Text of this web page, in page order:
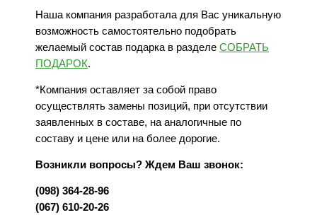
Наша компания разработала для Вас уникальную
возможность самостоятельно подобрать
желаемый состав подарка в разделе СОБРАТЬ
ПОДАРОК.
*Компания оставляет за собой право
осуществлять замены позиций, при отсутствии
заявленных в составе, на аналогичные по
составу и цене или на более дорогие.
Возникли вопросы? Ждем Ваш звонок:
(098) 364-28-96
(067) 610-20-26